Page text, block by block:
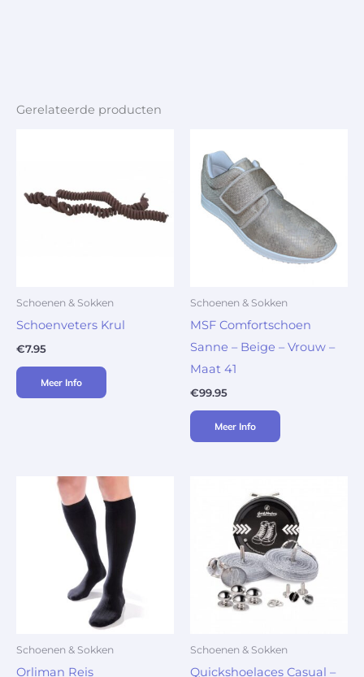
Gerelateerde producten
Schoenen & Sokken
Schoenveters Krul
€7.95
Meer Info
Schoenen & Sokken
MSF Comfortschoen
Sanne – Beige – Vrouw –
Maat 41
€99.95
Meer Info
Schoenen & Sokken
Orliman Reis
Schoenen & Sokken
Quickshoelaces Casual –